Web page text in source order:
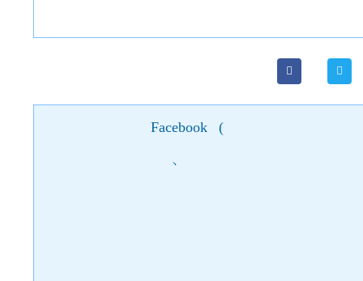
Facebook (
)